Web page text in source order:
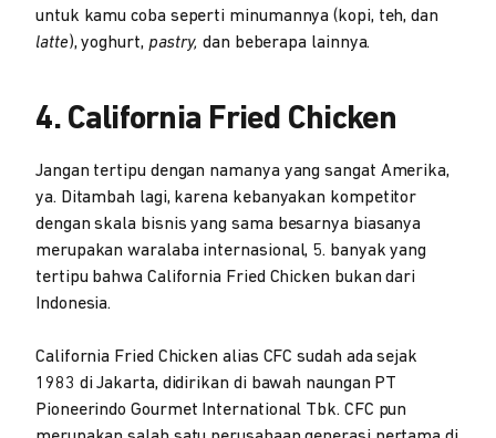
untuk kamu coba seperti minumannya (kopi, teh, dan
latte), yoghurt, pastry,dan beberapa lainnya.
4. California Fried Chicken
Jangan tertipu dengan namanya yang sangat Amerika,
ya. Ditambah lagi, karena kebanyakan kompetitor
dengan skala bisnis yang sama besarnya biasanya
merupakan waralaba internasional, 5. banyak yang
tertipu bahwa California Fried Chicken bukan dari
Indonesia.
California Fried Chicken alias CFC sudah ada sejak
1983 di Jakarta, didirikan di bawah naungan PT
Pioneerindo Gourmet International Tbk. CFC pun